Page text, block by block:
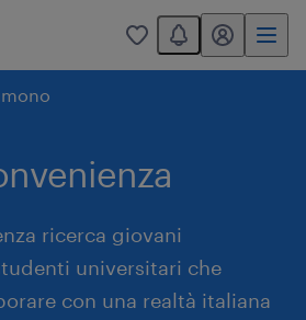
0
You have 0
my randstad
ricerca giovani
universitari che
con una realtà italiana